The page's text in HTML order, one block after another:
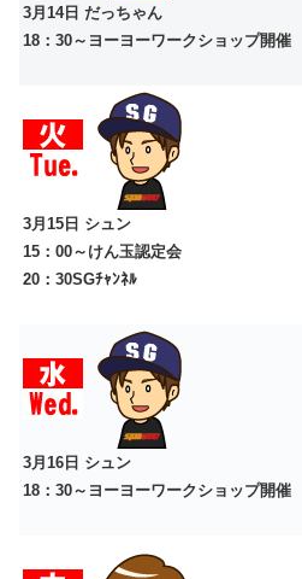
3月14日 だっちゃん
18：30～ヨーヨーワークショップ開催
3月15日 シュン
15：00～けん玉認定会
20：30SGﾁｬﾝﾈﾙ
3月16日 シュン
18：30～ヨーヨーワークショップ開催